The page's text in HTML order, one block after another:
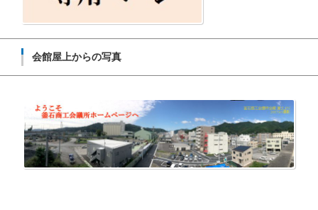
会館屋上からの写真